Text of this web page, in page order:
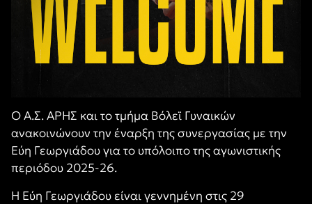
Ο Α.Σ. ΑΡΗΣ και το τμήμα Βόλεϊ Γυναικών
ανακοινώνουν την έναρξη της συνεργασίας με την
Εύη Γεωργιάδου για το υπόλοιπο της αγωνιστικής
περιόδου 2025-26.
Η Εύη Γεωργιάδου είναι γεννημένη στις 29